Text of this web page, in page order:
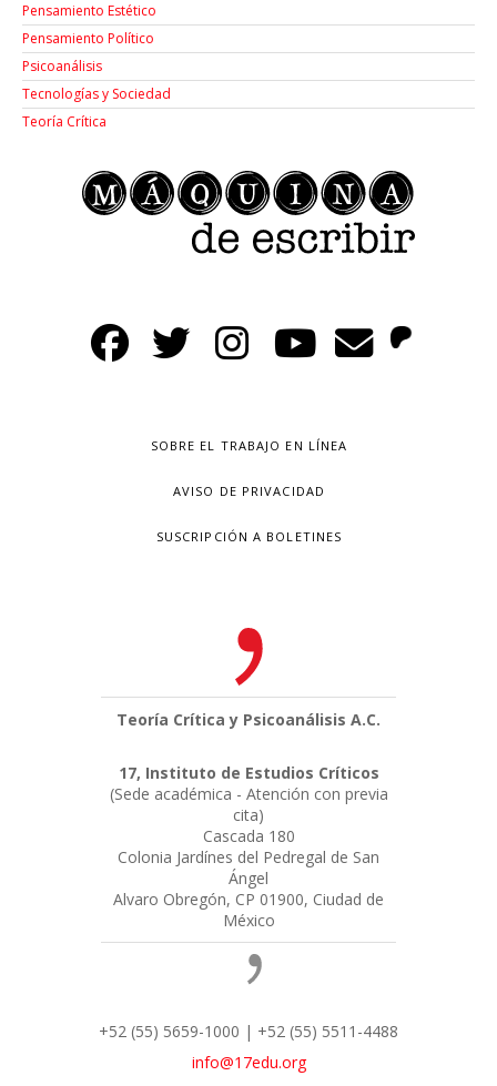
Pensamiento Estético
Pensamiento Político
Psicoanálisis
Tecnologías y Sociedad
Teoría Crítica
SOBRE EL TRABAJO EN LÍNEA
AVISO DE PRIVACIDAD
SUSCRIPCIÓN A BOLETINES
Teoría Crítica y Psicoanálisis A.C.
17, Instituto de Estudios Críticos
(Sede académica - Atención con previa
cita)
Cascada 180
Colonia Jardínes del Pedregal de San
Ángel
Alvaro Obregón, CP 01900, Ciudad de
México
+52 (55) 5659-1000 | +52 (55) 5511-4488
info@17edu.org